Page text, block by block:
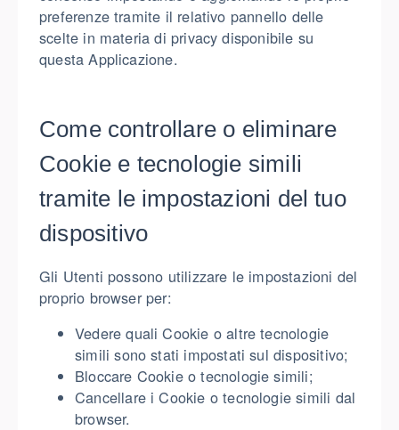
preferenze tramite il relativo pannello delle
scelte in materia di privacy disponibile su
questa Applicazione.
Come controllare o eliminare
Cookie e tecnologie simili
tramite le impostazioni del tuo
dispositivo
Gli Utenti possono utilizzare le impostazioni del
proprio browser per:
Vedere quali Cookie o altre tecnologie
simili sono stati impostati sul dispositivo;
Bloccare Cookie o tecnologie simili;
Cancellare i Cookie o tecnologie simili dal
browser.